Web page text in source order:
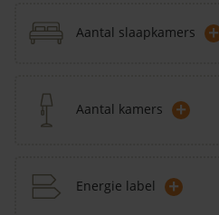
Aantal slaapkamers +
Aantal kamers +
Energie label +